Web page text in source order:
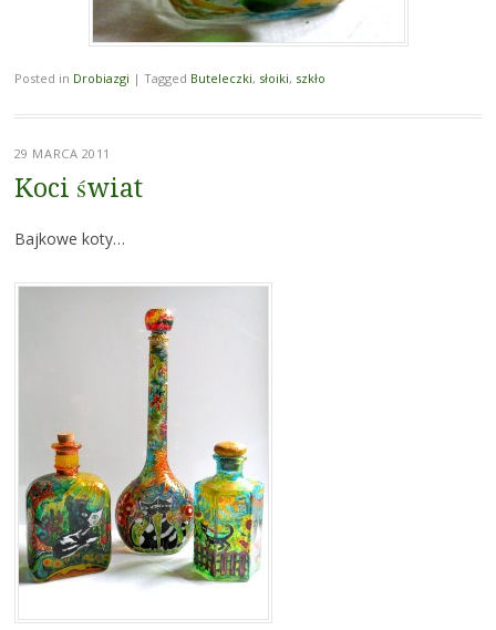
Posted in Drobiazgi | Tagged Buteleczki, słoiki, szkło
29 MARCA 2011
Koci świat
Bajkowe koty…